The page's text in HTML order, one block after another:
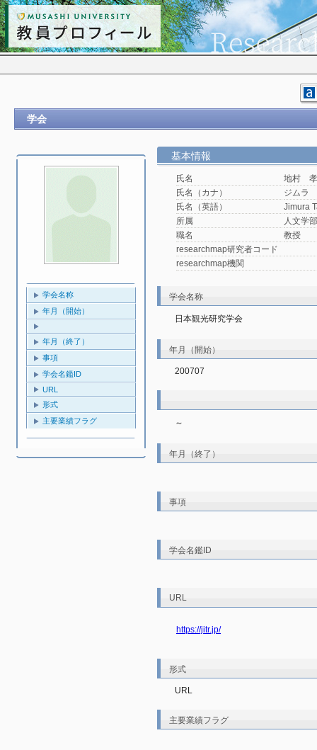
学会
学会名称
年月（開始）
年月（終了）
事項
学会名鑑ID
URL
形式
主要業績フラグ
基本情報
氏名
地村
氏名（カナ）
ジムラ
氏名（英語）
Jimura
所属
人文学
職名
教授
researchmap研究者コード
researchmap機関
学会名称
日本観光研究学会
年月（開始）
200707
～
年月（終了）
事項
学会名鑑ID
URL
https://jitr.jp/
形式
URL
主要業績フラグ